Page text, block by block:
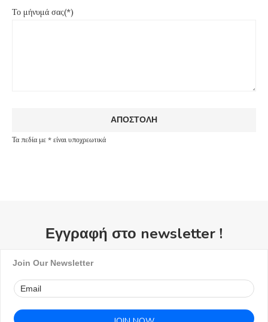
Το μήνυμά σας(*)
Τα πεδία με * είναι υποχρεωτικά
Εγγραφή στο newsletter !
Join Our Newsletter